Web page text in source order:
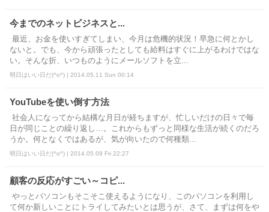
今までのネットビジネスと...
最近、お金を使いすぎてしまい、今月は危機的状況！早急に何とかし
ないと。でも、今から頑張ったとしても給料はすぐに上がるわけではな
い。そんな折、いつものようにメールソフトを立...
明日はいい日だ(^o^) | 2014.05.11 Sun 00:14
YouTubeを使い倒す方法
社会人になってから結構な月日が経ちますが、忙しいだけの日々で毎
日が同じことの繰り返し…。これからもずっと同様な生活が続くのだろ
うか。何となくではあるが、気が向いたので何種類...
明日はいい日だ(^o^) | 2014.05.09 Fri 22:27
顧客の反応がすごい～コピ...
やっとパソコンもそこそこ使えるようになり、このパソコンを利用し
て何か新しいことにトライしてみたいとは思うが、さて、まずは何をや